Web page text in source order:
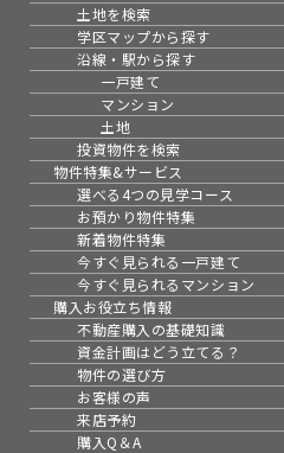
土地を検索
学区マップから探す
沿線・駅から探す
一戸建て
マンション
土地
投資物件を検索
物件特集&サービス
選べる4つの見学コース
お預かり物件特集
新着物件特集
今すぐ見られる一戸建て
今すぐ見られるマンション
購入お役立ち情報
不動産購入の基礎知識
資金計画はどう立てる？
物件の選び方
お客様の声
来店予約
購入Q＆A